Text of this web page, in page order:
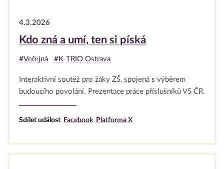
4.3.2026
Kdo zná a umí, ten si píská
#Veřejná #K-TRIO Ostrava
Interaktivní soutěž pro žáky ZŠ, spojená s výběrem
budoucího povolání. Prezentace práce příslušníků VS ČR.
Sdílet událost Facebook Platforma X